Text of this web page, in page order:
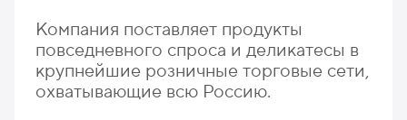
Компания поставляет продукты
повседневного спроса и деликатесы в
крупнейшие розничные торговые сети,
охватывающие всю Россию.